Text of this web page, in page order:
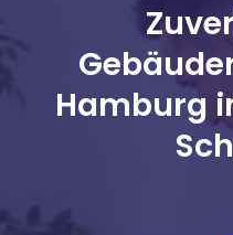
Hamburg